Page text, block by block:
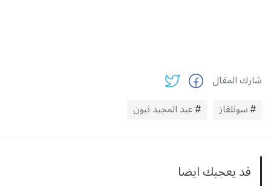
شارك المقال
سونلغاز
عبد المجيد تبون
قد يعجبك ايضا